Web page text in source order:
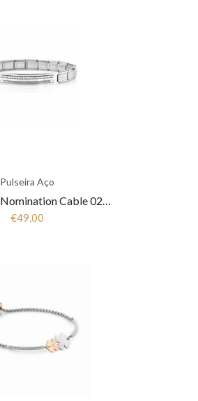
Pulseira Aço
Pulseira Aço Nomination Cable 021128/028
€49,00